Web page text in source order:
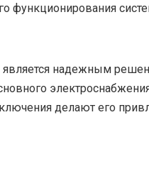
функционирования
является надежным
делают его